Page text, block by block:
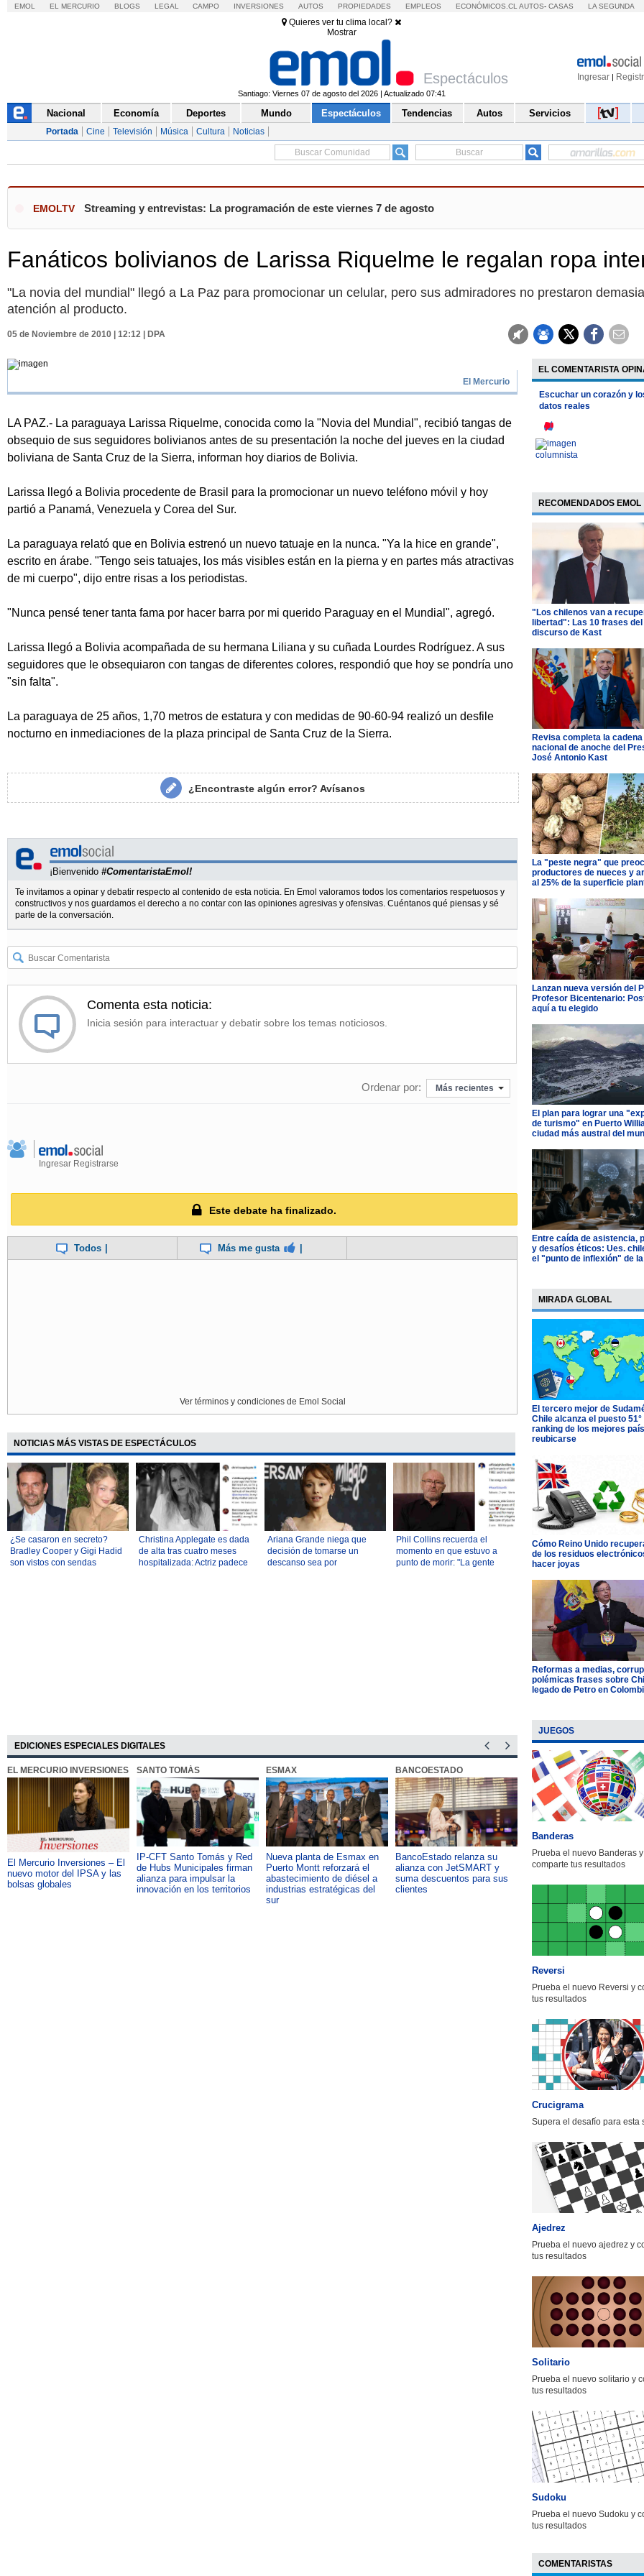
EMOL EL MERCURIO BLOGS LEGAL CAMPO INVERSIONES AUTOS PROPIEDADES EMPLEOS ECONÓMICOS.CL AUTOS- CASAS LA SEGUNDA
Quieres ver tu clima local?
Mostrar
Ingresar |
Espectáculos
Santiago: Viernes 07 de agosto del 2026 | Actualizado 07:41
Nacional Economía Deportes Mundo Espectáculos Tendencias Autos Servicios
Portada Cine Televisión Música Cultura Noticias
EMOLTV Streaming y entrevistas: La programación de este viernes 7 de agosto
Fanáticos bolivianos de Larissa Riquelme le regalan ropa
"La novia del mundial" llegó a La Paz para promocionar un celular, pero sus admiradores no prestaron
atención al producto.
05 de Noviembre de 2010 | 12:12 | DPA
El Mercurio
LA PAZ.- La paraguaya Larissa Riquelme, conocida como la "Novia del Mundial", recibió tangas de
obsequio de sus seguidores bolivianos antes de su presentación la noche del jueves en la ciudad
boliviana de Santa Cruz de la Sierra, informan hoy diarios de Bolivia.
Larissa llegó a Bolivia procedente de Brasil para la promocionar un nuevo teléfono móvil y hoy
partió a Panamá, Venezuela y Corea del Sur.
La paraguaya relató que en Bolivia estrenó un nuevo tatuaje en la nunca. "Ya la hice en grande",
escrito en árabe. "Tengo seis tatuajes, los más visibles están en la pierna y en partes más atractivas
de mi cuerpo", dijo entre risas a los periodistas.
"Nunca pensé tener tanta fama por hacer barra por mi querido Paraguay en el Mundial", agregó.
Larissa llegó a Bolivia acompañada de su hermana Liliana y su cuñada Lourdes Rodríguez. A sus
seguidores que le obsequiaron con tangas de diferentes colores, respondió que hoy se pondría uno
"sin falta".
La paraguaya de 25 años, 1,70 metros de estatura y con medidas de 90-60-94 realizó un desfile
nocturno en inmediaciones de la plaza principal de Santa Cruz de la Sierra.
¿Encontraste algún error?Avísanos
¡Bienvenido #ComentaristaEmol!
Te invitamos a opinar y debatir respecto al contenido de esta noticia. En Emol valoramos todos los comentarios respetuosos y
constructivos y nos guardamos el derecho a no contar con las opiniones agresivas y ofensivas. Cuéntanos qué piensas y sé
parte de la conversación.
Comenta esta noticia:
Inicia sesión para interactuar y debatir sobre los temas noticiosos.
Ordenar por: Más recientes
Ingresar Registrarse
Este debate ha finalizado.
Todos Más me gusta
Ver términos y condiciones de Emol Social
NOTICIAS MÁS VISTAS DE ESPECTÁCULOS
¿Se casaron en secreto?
Bradley Cooper y Gigi Hadid
son vistos con sendas
Christina Applegate es dada
de alta tras cuatro meses
hospitalizada: Actriz padece
Ariana Grande niega que
decisión de tomarse un
descanso sea por
Phil Collins recuerda el
momento en que estuvo a
punto de morir: "La gente
EDICIONES ESPECIALES DIGITALES
EL MERCURIO INVERSIONES
El Mercurio Inversiones – El
nuevo motor del IPSA y las
bolsas globales
SANTO TOMÁS
IP-CFT Santo Tomás y Red
de Hubs Municipales firman
alianza para impulsar la
innovación en los territorios
ESMAX
Nueva planta de Esmax en
Puerto Montt reforzará el
abastecimiento de diésel a
industrias estratégicas del
sur
BANCOESTADO
BancoEstado relanza su
alianza con JetSMART y
suma descuentos para sus
clientes
OTIC CCHC
Capacitación como foco del
desarrollo país: OTIC de la
impacto de formar talento
EL COMENTARISTA
Escuchar un corazón y
datos reales
RECOMENDADOS EMOL
"Los chilenos van a
libertad": Las 10 frases del
discurso de Kast
Revisa completa la cadena
nacional de anoche del
José Antonio Kast
La "peste negra" que
productores de nueces y
al 25% de la superficie
Lanzan nueva versión del
Profesor Bicentenario:
aquí a tu elegido
El plan para lograr una
de turismo" en Puerto
ciudad más austral del
Entre caída de asistencia,
y desafíos éticos: Ues.
el "punto de inflexión" de
MIRADA GLOBAL
El tercero mejor de
Chile alcanza el puesto 51°
ranking de los mejores
reubicarse
Cómo Reino Unido
de los residuos
hacer joyas
Reformas a medias,
polémicas frases sobre
legado de Petro en
JUEGOS
Banderas
Prueba el nuevo Banderas y
comparte tus resultados
Reversi
Prueba el nuevo Reversi y
tus resultados
Crucigrama
Supera el desafío para esta
Ajedrez
Prueba el nuevo ajedrez y
tus resultados
Solitario
Prueba el nuevo solitario y
tus resultados
Sudoku
Prueba el nuevo Sudoku y
tus resultados
COMENTARISTAS